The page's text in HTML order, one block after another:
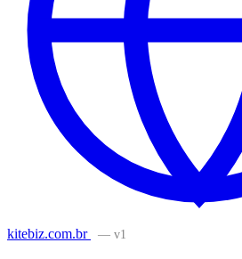
kitebiz.com.br — v1